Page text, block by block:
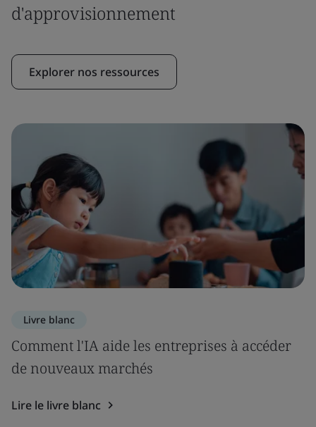
d'approvisionnement
Explorer nos ressources
Livre blanc
Comment l'IA aide les entreprises à accéder
de nouveaux marchés
Lire le livre blanc